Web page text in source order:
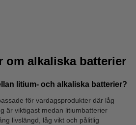
Knappcellsbatterier
om alkaliska batterier
litium- och alkaliska batterier?
för vardagsprodukter där låg
är viktigast medan litiumbatterier
livslängd, låg vikt och pålitlig